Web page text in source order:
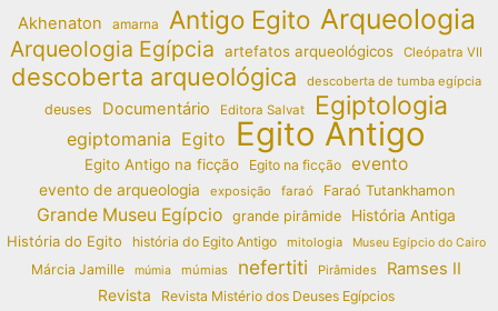
Akhenaton amarna Antigo Egito Arqueologia
Arqueologia Egípcia artefatos arqueológicos Cleópatra VII
descoberta arqueológica descoberta de tumba egípcia
deuses Documentário Editora Salvat Egiptologia
egiptomania Egito Egito Antigo
Egito Antigo na ficção Egito na ficção evento
evento de arqueologia exposição faraó Faraó Tutankhamon
Grande Museu Egípcio grande pirâmide
História Antiga
História do Egito
história do Egito Antigo mitologia Museu Egípcio do Cairo
Márcia Jamille múmia múmias nefertiti Pirâmides Ramses II
Revista
Revista Mistério dos Deuses Egípcios